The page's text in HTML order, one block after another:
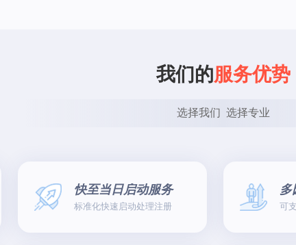
我们的服务优势
选择我们  选择专业
快至当日启动服务
标准化快速启动处理注册
多
可